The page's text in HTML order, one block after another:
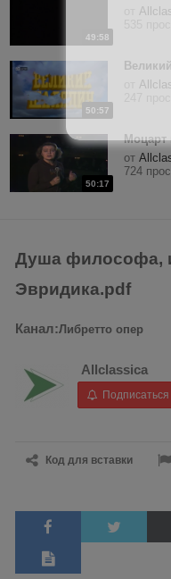
49:58
50:57
50:17
Моцарт
от
724
Душа философа,
Эвридика.pdf
Канал:Либретто опер
Allclassica
Подписаться
Код для вставки